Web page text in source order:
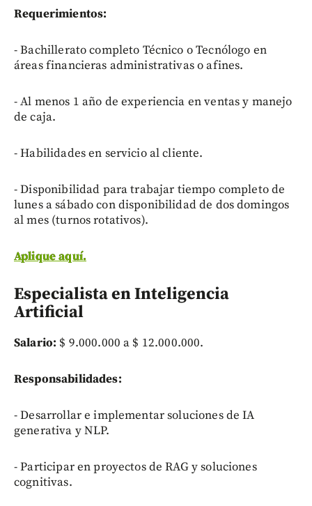
Requerimientos:
- Bachillerato completo Técnico o Tecnólogo en
áreas financieras administrativas o afines.
- Al menos 1 año de experiencia en ventas y manejo
de caja.
- Habilidades en servicio al cliente.
- Disponibilidad para trabajar tiempo completo de
lunes a sábado con disponibilidad de dos domingos
al mes (turnos rotativos).
Aplique aquí.
Especialista en Inteligencia
Artificial
Salario: $ 9.000.000 a $ 12.000.000.
Responsabilidades:
- Desarrollar e implementar soluciones de IA
generativa y NLP.
- Participar en proyectos de RAG y soluciones
cognitivas.